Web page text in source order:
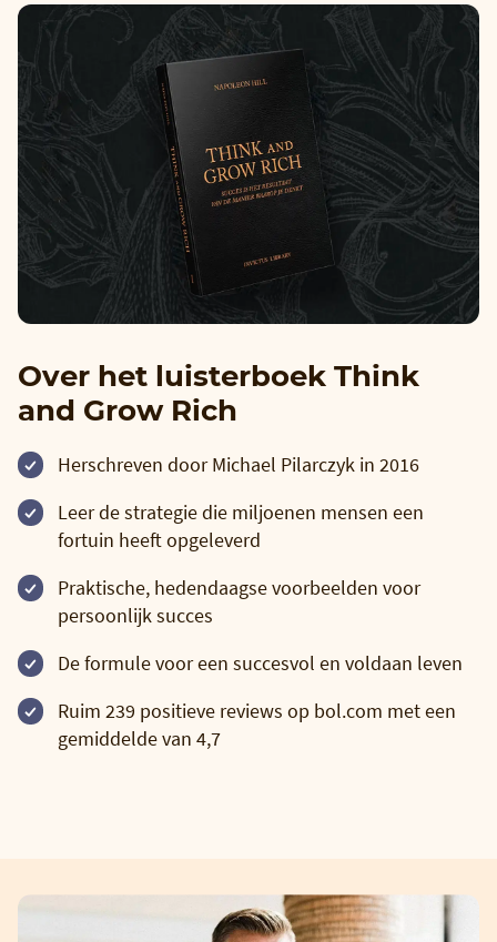
Over het luisterboek Think
and Grow Rich
Herschreven door Michael Pilarczyk in 2016
Leer de strategie die miljoenen mensen een
fortuin heeft opgeleverd
Praktische, hedendaagse voorbeelden voor
persoonlijk succes
De formule voor een succesvol en voldaan leven
Ruim 239 positieve reviews op bol.com met een
gemiddelde van 4,7